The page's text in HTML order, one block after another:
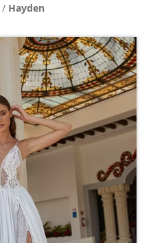
/ Hayden